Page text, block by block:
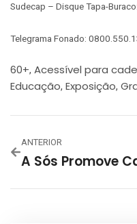
Sudecap – Disque Tapa-
Telegrama Fonado:
60+, Acessível para
Educação, Exposição,
ANTERIOR